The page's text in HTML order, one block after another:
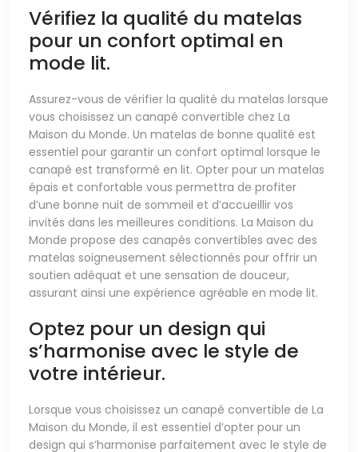
Vérifiez la qualité du matelas
pour un confort optimal en
mode lit.
Assurez-vous de vérifier la qualité du matelas lorsque
vous choisissez un canapé convertible chez La
Maison du Monde. Un matelas de bonne qualité est
essentiel pour garantir un confort optimal lorsque le
canapé est transformé en lit. Opter pour un matelas
épais et confortable vous permettra de profiter
d’une bonne nuit de sommeil et d’accueillir vos
invités dans les meilleures conditions. La Maison du
Monde propose des canapés convertibles avec des
matelas soigneusement sélectionnés pour offrir un
soutien adéquat et une sensation de douceur,
assurant ainsi une expérience agréable en mode lit.
Optez pour un design qui
s’harmonise avec le style de
votre intérieur.
Lorsque vous choisissez un canapé convertible de La
Maison du Monde, il est essentiel d’opter pour un
design qui s’harmonise parfaitement avec le style de